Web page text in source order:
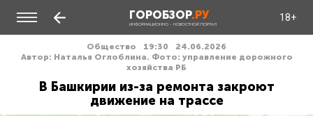
ГОРОБЗОР.РУ
ИНФОРМАЦИОННО - НОВОСТНОЙ ПОРТАЛ
18+
Общество 19:30
24.06.2026
Автор: Наталья Оглоблина. Фото: управление дорожного
хозяйства РБ
В Башкирии из-за ремонта закроют
движение на трассе